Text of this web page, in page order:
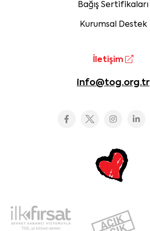
Bağış Sertifikaları
Kurumsal Destek
İletişim
info@tog.org.tr